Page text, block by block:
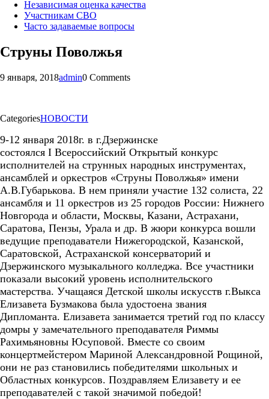
Независимая оценка качества
Участникам СВО
Часто задаваемые вопросы
Струны Поволжья
9 января, 2018admin0 Comments
CategoriesНОВОСТИ
9-12 января 2018г. в г.Дзержинске
состоялся I Всероссийский Открытый конкурс
исполнителей на струнных народных инструментах,
ансамблей и оркестров «Струны Поволжья» имени
А.В.Губарькова. В нем приняли участие 132 солиста, 22
ансамбля и 11 оркестров из 25 городов России: Нижнего
Новгорода и области, Москвы, Казани, Астрахани,
Саратова, Пензы, Урала и др. В жюри конкурса вошли
ведущие преподаватели Нижегородской, Казанской,
Саратовской, Астраханской консерваторий и
Дзержинского музыкального колледжа. Все участники
показали высокий уровень исполнительского
мастерства. Учащаяся Детской школы искусств г.Выкса
Елизавета Бузмакова была удостоена звания
Дипломанта. Елизавета занимается третий год по классу
домры у замечательного преподавателя Риммы
Рахимьяновны Юсуповой. Вместе со своим
концертмейстером Мариной Александровной Рощиной,
они не раз становились победителями школьных и
Областных конкурсов. Поздравляем Елизавету и ее
преподавателей с такой значимой победой!